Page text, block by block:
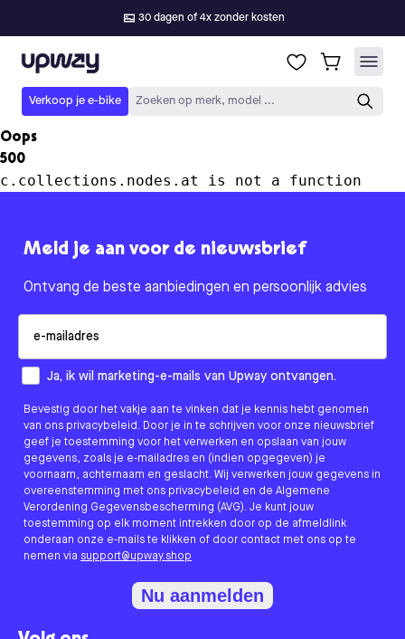
30 dagen of 4x zonder kosten
Upway
Verkoop je e-bike Zoeken op merk, model ...
Oops
500
c.collections.nodes.at is not a function
Meld je aan voor de nieuwsbrief
Ontvang de beste aanbiedingen en persoonlijk advies
How would you like to hear from us?
Ja, ik wil marketing-e-mails van Upway ontvangen.
Bevestig door het vakje aan te vinken dat je kennis hebt genomen
van ons privacybeleid. Door je in te schrijven voor onze nieuwsbrief
geef je toestemming voor het verwerken en opslaan van jouw
gegevens, zoals je e-mailadres en (indien opgegeven) je
voornaam, achternaam en geslacht. Wij verwerken jouw gegevens in
overeenstemming met ons privacybeleid en de Algemene
Verordening Gegevensbescherming (AVG). Je kunt jouw
toestemming op elk moment intrekken door op de afmeldlink
onderaan onze e-mails te klikken of door contact met ons op te
nemen via support@upway.shop
Nu aanmelden